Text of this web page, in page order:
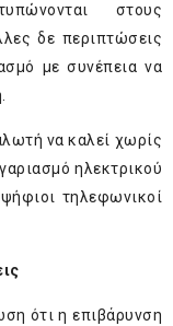
στους
δε περιπτώσεις
με συνέπεια να
να καλεί χωρίς
ηλεκτρικού
τηλεφωνικοί
ότι η επιβάρυνση